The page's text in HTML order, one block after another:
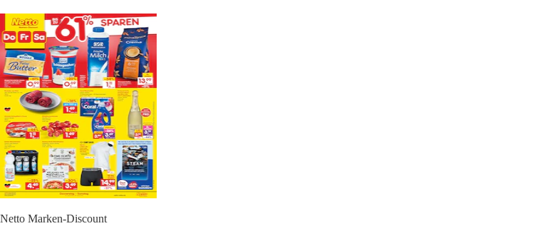
Netto Marken-Discount